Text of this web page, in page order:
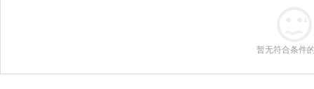
暂无符合条件